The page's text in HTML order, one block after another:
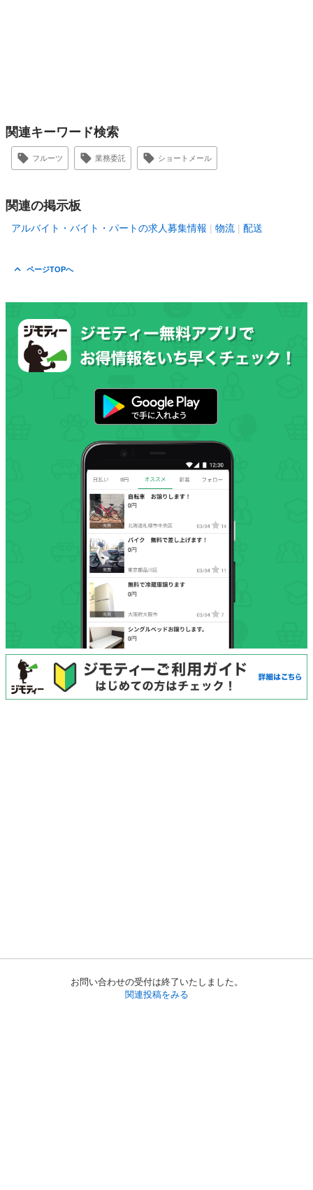
お問い合わせの受付は終了いたしました。
関連投稿をみる
関連キーワード検索
フルーツ 業務委託 ショートメール
関連の掲示板
アルバイト・バイト・パートの求人募集情報 物流 配送
ページTOPへ